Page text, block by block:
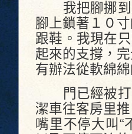
我把腳挪到
腳上鎖著１０
跟鞋。我現在
起來的支撐，
有辦法從軟綿
門已經被打
潔車往客房里
嘴里不停大叫“